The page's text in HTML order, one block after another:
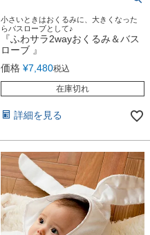
小さいときはおくるみに、大きくなった
らバスローブとして♪
『ふわサラ2wayおくるみ＆バス
ローブ 』
価格 ¥7,480税込
在庫切れ
詳細を見る